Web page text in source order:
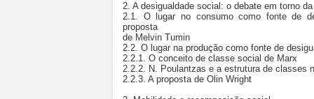
2. A desigualdade social: o debate em torno
2.1. O lugar no consumo como fonte de
proposta
de Melvin Tumin
2.2. O lugar na produção como fonte de
2.2.1. O conceito de classe social de Marx
2.2.2. N. Poulantzas e a estrutura de classes
2.2.3. A proposta de Olin Wright